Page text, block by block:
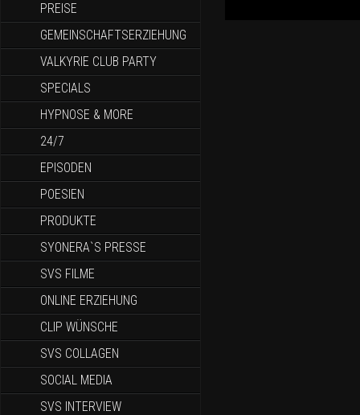
PREISE
GEMEINSCHAFTSERZIEHUNG
VALKYRIE CLUB PARTY
SPECIALS
HYPNOSE & MORE
24/7
EPISODEN
POESIEN
PRODUKTE
SYONERA`S PRESSE
SVS FILME
ONLINE ERZIEHUNG
CLIP WÜNSCHE
SVS COLLAGEN
SOCIAL MEDIA
SVS INTERVIEW